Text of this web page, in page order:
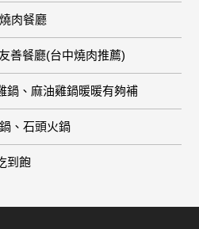
肉餐廳
善餐廳(台中燒肉推薦)
鍋、麻油雞鍋暖暖有夠補
、石頭火鍋
到飽